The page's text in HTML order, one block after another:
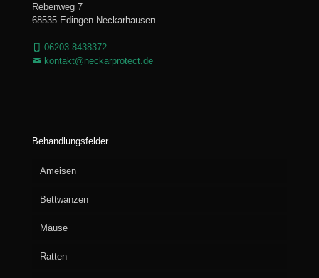
Rebenweg 7
68535 Edingen Neckarhausen
06203 8438372
kontakt@neckarprotect.de
Behandlungsfelder
Ameisen
Bettwanzen
Mäuse
Ratten